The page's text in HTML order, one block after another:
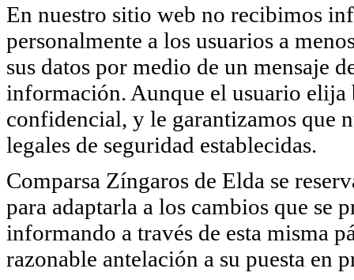
En nuestro sitio web no recibimos
personalmente a los usuarios a
sus datos por medio de un mensaje
información. Aunque el usuario
confidencial, y le garantizamos que
legales de seguridad establecidas.
Comparsa Zíngaros de Elda se
para adaptarla a los cambios que se
informando a través de esta misma
razonable antelación a su puesta en